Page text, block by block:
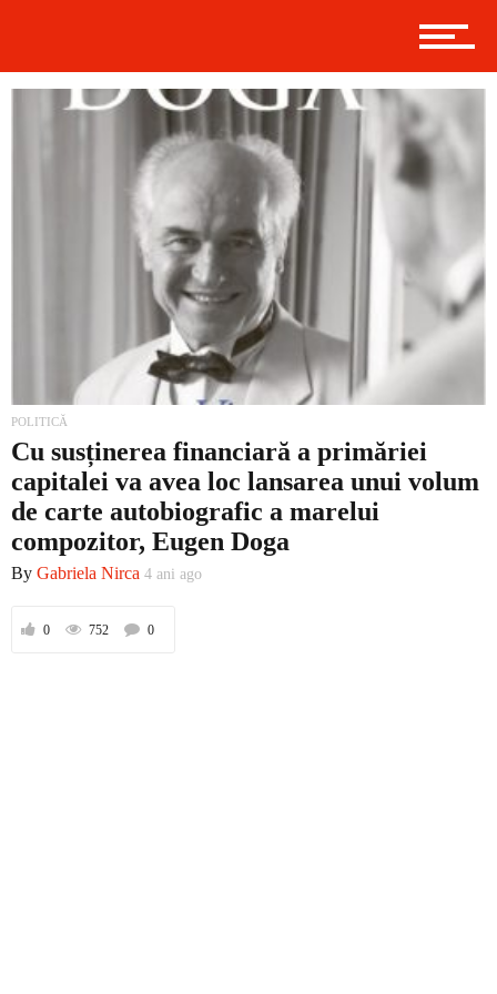
Politică
Economic
Contact
Prima
POLITICĂ
Cu susținerea financiară a primăriei
capitalei va avea loc lansarea unui volum
de carte autobiografic a marelui
compozitor, Eugen Doga
By Gabriela Nirca 4 ani ago
0 752 0